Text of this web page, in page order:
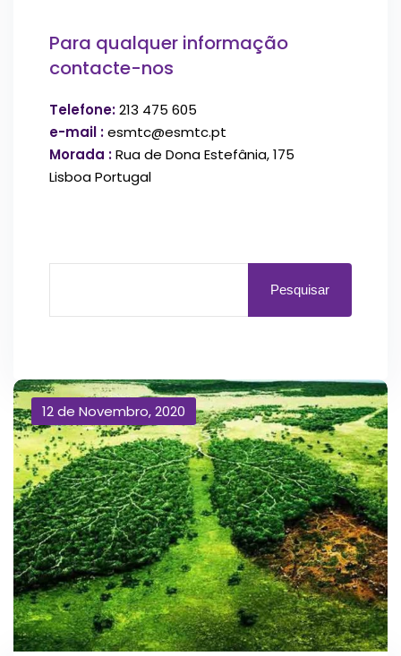
12 de Novembro, 2020
Para qualquer informação
contacte-nos
Telefone:213 475 605
e-mail :esmtc@esmtc.pt
Morada :Rua de Dona Estefânia, 175
Lisboa Portugal
Pesquisar